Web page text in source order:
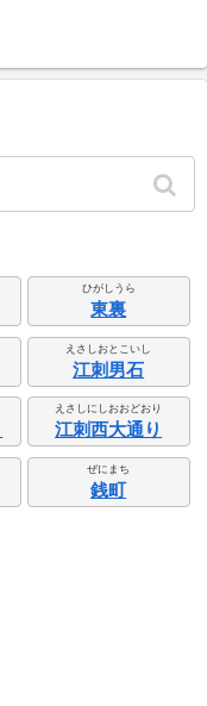
ひがしうら
東裏
えさしおとこいし
江刺男石
えさしにしおおどおり
江刺西大通り
ぜにまち
銭町